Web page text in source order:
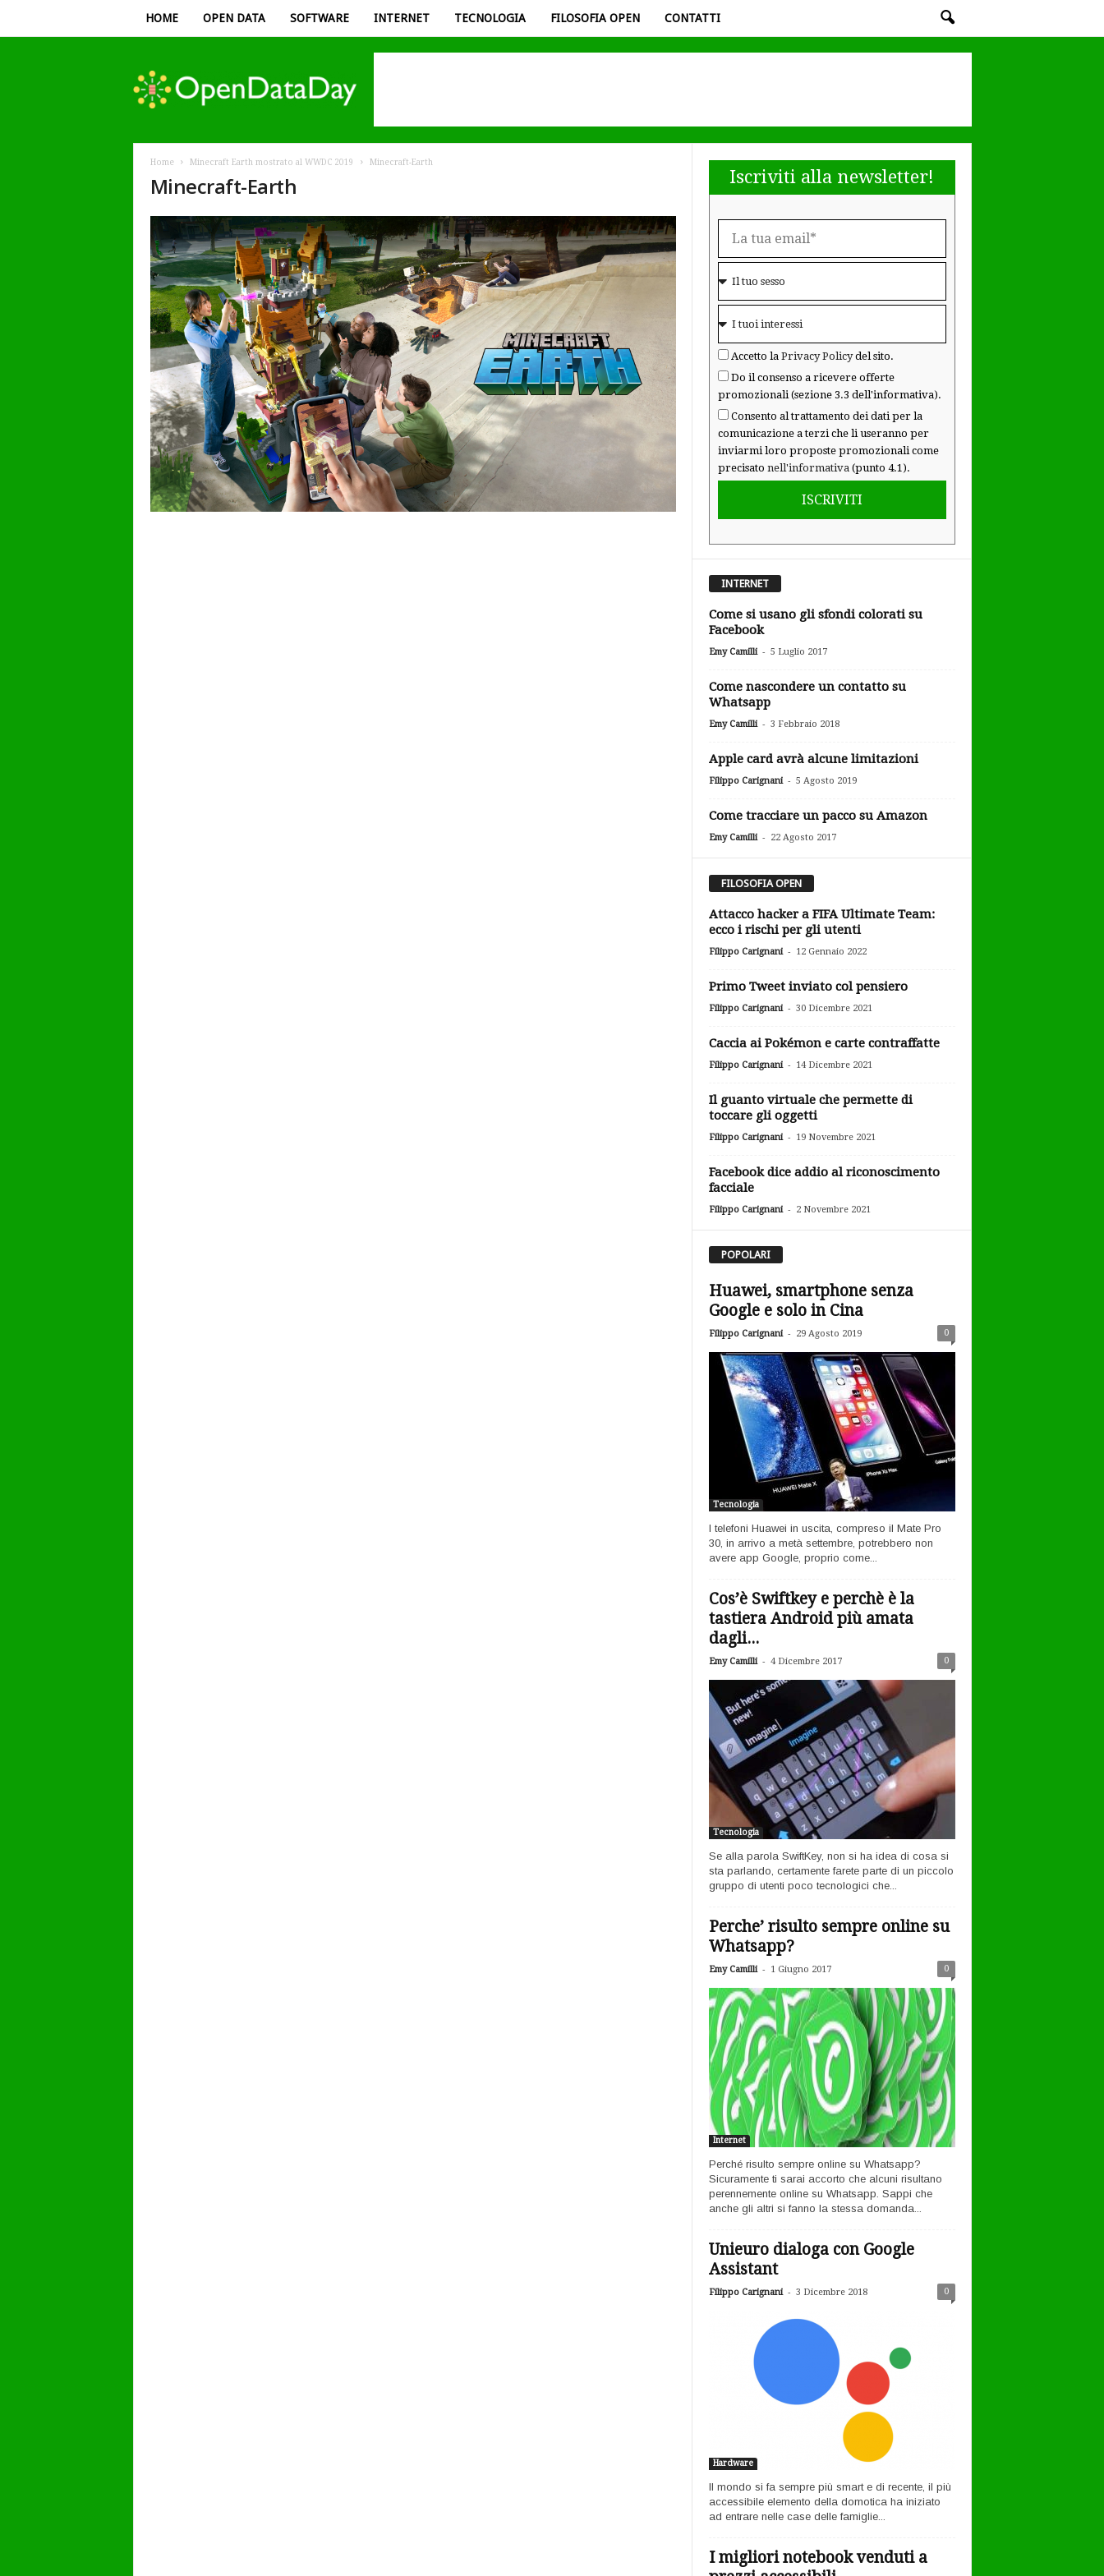
HOME OPEN DATA SOFTWARE INTERNET TECNOLOGIA FILOSOFIA OPEN CONTATTI
Data
Day
Home Minecraft Earth mostrato al WWDC 2019 Minecraft-Earth
Minecraft-Earth Iscriviti alla newsletter!
Accetto la Privacy Policydel sito.
Do il consenso a ricevere offerte
promozionali (sezione 3.3 dell'informativa).
Consento al trattamento dei dati per la
comunicazione a terzi che li useranno per
inviarmi loro proposte promozionali come
precisato nell'informativa(punto 4.1).
ISCRIVITI
INTERNET
Come si usano gli sfondi colorati su
Facebook
Emy Camilli - 5 Luglio 2017
Come nascondere un contatto su
Whatsapp
Emy Camilli - 3 Febbraio 2018
Apple card avrà alcune limitazioni
Filippo Carignani - 5 Agosto 2019
Come tracciare un pacco su Amazon
Emy Camilli - 22 Agosto 2017
FILOSOFIA OPEN
Attacco hacker a FIFA Ultimate Team:
ecco i rischi per gli utenti
Filippo Carignani - 12 Gennaio 2022
Primo Tweet inviato col pensiero
Filippo Carignani - 30 Dicembre 2021
Caccia ai Pokémon e carte contraffatte
Filippo Carignani - 14 Dicembre 2021
Il guanto virtuale che permette di
toccare gli oggetti
Filippo Carignani - 19 Novembre 2021
Facebook dice addio al riconoscimento
facciale
Filippo Carignani - 2 Novembre 2021
POPOLARI
Huawei, smartphone senza
Google e solo in Cina
Filippo Carignani - 29 Agosto 2019 0
Tecnologia
I telefoni Huawei in uscita, compreso il Mate Pro
30, in arrivo a metà settembre, potrebbero non
avere app Google, proprio come...
Cos’è Swiftkey e perchè è la
tastiera Android più amata
dagli...
Emy Camilli - 4 Dicembre 2017 0
Tecnologia
Se alla parola SwiftKey, non si ha idea di cosa si
sta parlando, certamente farete parte di un piccolo
gruppo di utenti poco tecnologici che...
Perche’ risulto sempre online su
Whatsapp?
Emy Camilli - 1 Giugno 2017 0
Internet
Perché risulto sempre online su Whatsapp?
Sicuramente ti sarai accorto che alcuni risultano
perennemente online su Whatsapp. Sappi che
anche gli altri si fanno la stessa domanda...
Unieuro dialoga con Google
Assistant
Filippo Carignani - 3 Dicembre 2018 0
Hardware
Il mondo si fa sempre più smart e di recente, il più
accessibile elemento della domotica ha iniziato
ad entrare nelle case delle famiglie...
I migliori notebook venduti a